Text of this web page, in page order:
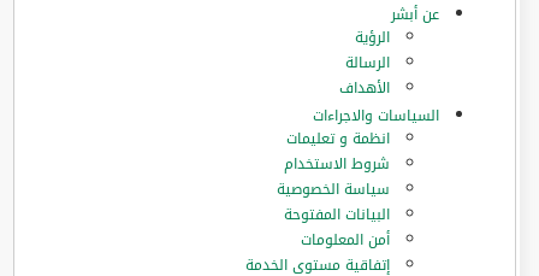
عن أبشر
الرؤية
الرسالة
الأهداف
السياسات والاجراءات
انظمة و تعليمات
شروط الاستخدام
سياسة الخصوصية
البيانات المفتوحة
أمن المعلومات
إتفاقية مستوى الخدمة